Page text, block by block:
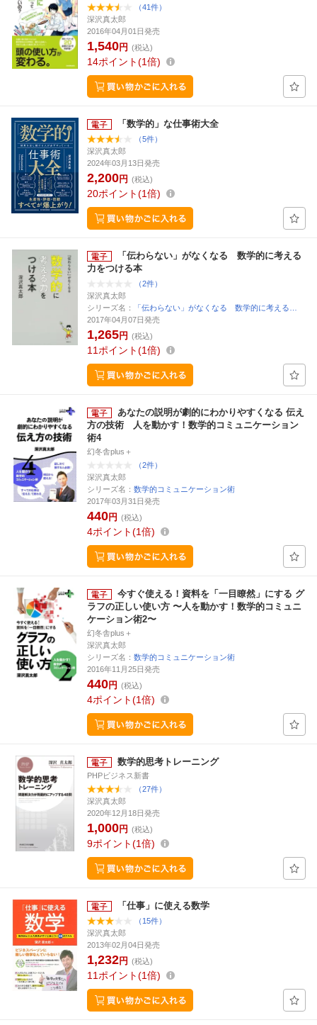
（41件）
深沢真太郎
2016年04月01日発売
1,540円 (税込)
14ポイント 1倍
「数学的」な仕事術大全
（5件）
深沢真太郎
2024年03月13日発売
2,200円 (税込)
20ポイント 1倍
「伝わらない」がなくなる 数学的に考える
力をつける本
（2件）
深沢真太郎
シリーズ名：
「伝わらない」がなくなる 数学的に考える…
2017年04月07日発売
1,265円 (税込)
11 ポイント 1倍
あなたの説明が劇的にわかりやすくなる 伝え
方の技術 人を動かす！数学的コミュニケーション
術4
幻冬舎plus＋
（2件）
深沢真太郎
シリーズ名： 数学的コミュニケーション術
2017年03月31日発売
440円 (税込)
4ポイント 1倍
今すぐ使える！資料を「一目瞭然」にする グ
ラフの正しい使い方 〜人を動かす！数学的コミュニ
ケーション術2〜
幻冬舎plus＋
深沢真太郎
シリーズ名： 数学的コミュニケーション術
2016年11月25日発売
440円 (税込)
4ポイント 1倍
数学的思考トレーニング
PHPビジネス新書
（27件）
深沢真太郎
2020年12月18日発売
1,000円 (税込)
9ポイント 1倍
「仕事」に使える数学
（15件）
深沢真太郎
2013年02月04日発売
1,232円 (税込)
11 ポイント 1倍